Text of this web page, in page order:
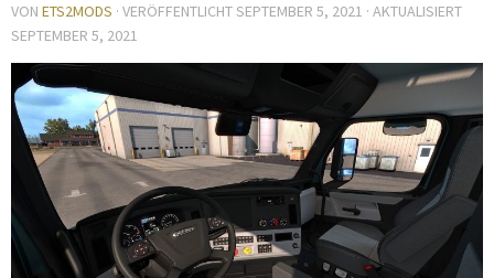
VON ETS2MODS · VERÖFFENTLICHTSEPTEMBER 5, 2021 · AKTUALISIERT
SEPTEMBER 5, 2021